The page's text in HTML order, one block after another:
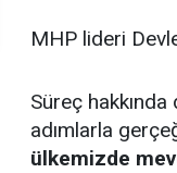
MHP lideri
Süreç
adımlarla
ülkemizde